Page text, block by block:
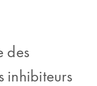
des
inhibiteurs